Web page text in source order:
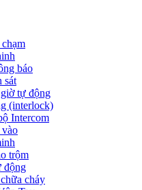
báo
sát
tự động
(interlock)
Intercom
vào
trộm
động
cháy